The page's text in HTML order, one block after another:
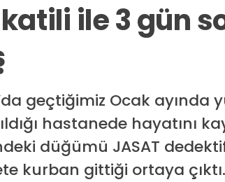
ile 3 gün
geçtiğimiz Ocak ayında
hastanede hayatını
düğümü JASAT
kurban gittiği ortaya